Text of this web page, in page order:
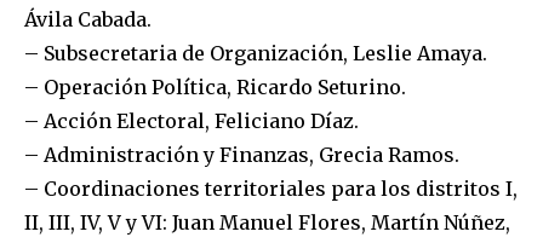
Ávila Cabada.
– Subsecretaria de Organización, Leslie Amaya.
– Operación Política, Ricardo Seturino.
– Acción Electoral, Feliciano Díaz.
– Administración y Finanzas, Grecia Ramos.
– Coordinaciones territoriales para los distritos I,
II, III, IV, V y VI: Juan Manuel Flores, Martín Núñez,